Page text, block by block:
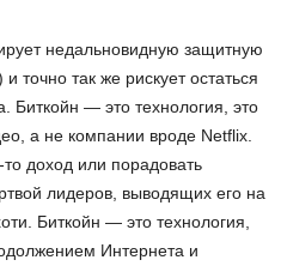
недальновидную защитную
точно так же рискует остаться
Биткойн — это технология, это
а не компании вроде Netflix.
доход или порадовать
лидеров, выводящих его на
Биткойн — это технология,
Интернета и